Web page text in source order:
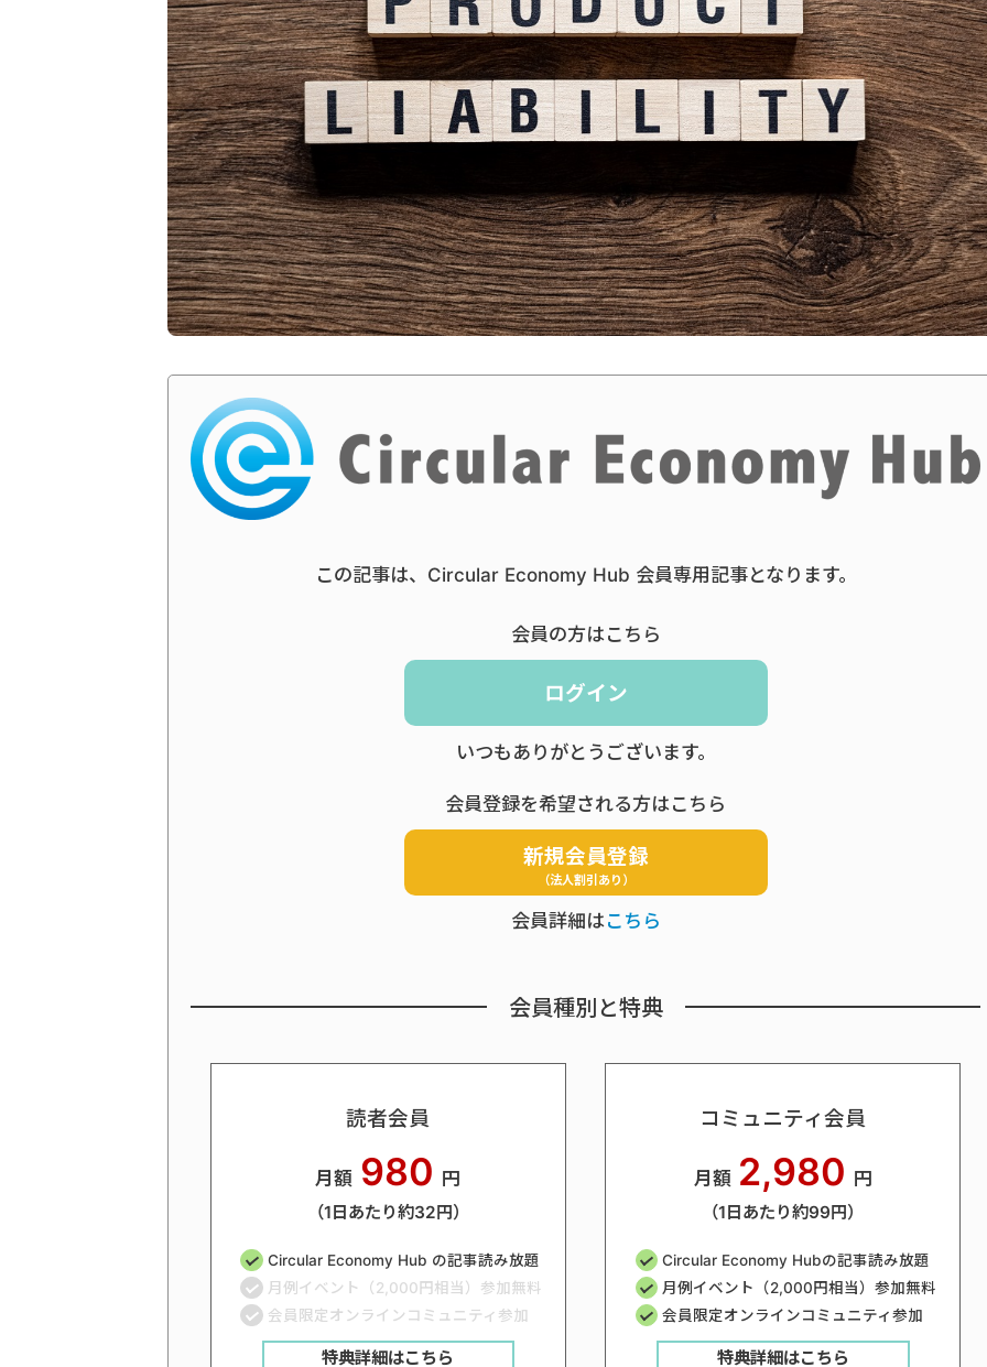
この記事は、Circular Economy Hub 会員専用記事となります。
会員の方はこちら
ログイン
いつもありがとうございます。
会員登録を希望される方はこちら
新規会員登録
（法人割引あり）
会員詳細はこちら
会員種別と特典
読者会員
月額 980 円
（1日あたり約32円）
Circular Economy Hub の記事読み放題
月例イベント（2,000円相当）参加無料
会員限定オンラインコミュニティ参加
特典詳細はこちら
コミュニティ会員
月額 2,980 円
（1日あたり約99円）
Circular Economy Hubの記事読み放題
月例イベント（2,000円相当）参加無料
会員限定オンラインコミュニティ参加
特典詳細はこちら